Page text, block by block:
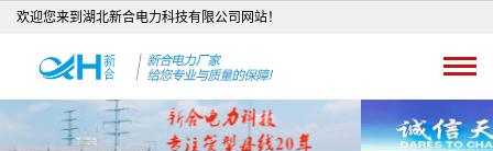
欢迎您来到湖北新合电力科技有限公司网站！